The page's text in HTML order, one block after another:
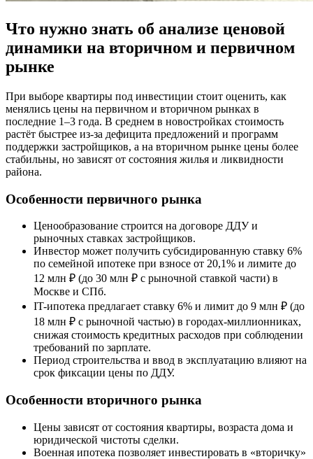
Что нужно знать об анализе ценовой
динамики на вторичном и первичном
рынке
При выборе квартиры под инвестиции стоит оценить, как
менялись цены на первичном и вторичном рынках в
последние 1–3 года. В среднем в новостройках стоимость
растёт быстрее из-за дефицита предложений и программ
поддержки застройщиков, а на вторичном рынке цены более
стабильны, но зависят от состояния жилья и ликвидности
района.
Особенности первичного рынка
Ценообразование строится на договоре ДДУ и
рыночных ставках застройщиков.
Инвестор может получить субсидированную ставку 6%
по семейной ипотеке при взносе от 20,1% и лимите до
12 млн ₽ (до 30 млн ₽ с рыночной ставкой части) в
Москве и СПб.
IT-ипотека предлагает ставку 6% и лимит до 9 млн ₽ (до
18 млн ₽ с рыночной частью) в городах-миллионниках,
снижая стоимость кредитных расходов при соблюдении
требований по зарплате.
Период строительства и ввод в эксплуатацию влияют на
срок фиксации цены по ДДУ.
Особенности вторичного рынка
Цены зависят от состояния квартиры, возраста дома и
юридической чистоты сделки.
Военная ипотека позволяет инвестировать в «вторичку»